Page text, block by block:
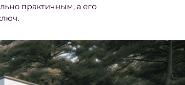
практичным, а его